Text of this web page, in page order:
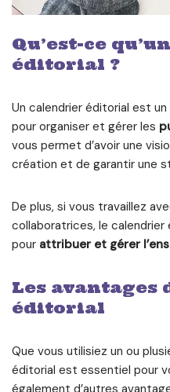
Qu’est-ce
éditorial ?
Un calendrier éditorial est un
pour organiser et gérer les
vous permet d’avoir une
création et de garantir une
De plus, si vous travaillez
collaboratrices, le
pour attribuer et gérer
Les
éditorial
Que vous utilisiez un ou
éditorial est essentiel pour